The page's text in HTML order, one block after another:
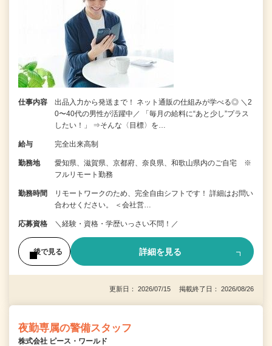
仕事内容
出品入力から発送まで！ ネット通販の仕組みが学べる◎ ＼2
0〜40代の男性が活躍中／ 「毎月の給料に“あと少し”プラス
したい！」 ⇒そんな〈目標〉を…
給与 完全出来高制
勤務地
愛知県、滋賀県、京都府、奈良県、和歌山県内のご自宅 ※
フルリモート勤務
勤務時間
リモートワークのため、完全自由シフトです！ 詳細はお問い
合わせください。 ＜会社営…
応募資格 ＼経験・資格・学歴いっさい不問！／
後で見る 詳細を見る
更新日： 2026/07/15 掲載終了日： 2026/08/26
夜勤専属の警備スタッフ
株式会社 ピース・ワールド